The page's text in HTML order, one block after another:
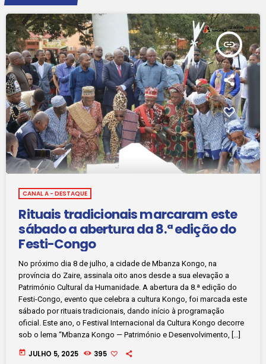
insert_link
CANAL A - DESTAQUE
Rituais tradicionais marcaram este
sábado a abertura da 8.ª edição do
Festi-Congo
No próximo dia 8 de julho, a cidade de Mbanza Kongo, na
província do Zaire, assinala oito anos desde a sua elevação a
Património Cultural da Humanidade. A abertura da 8.ª edição do
Festi-Congo, evento que celebra a cultura Kongo, foi marcada este
sábado por rituais tradicionais, dando início à programação
oficial. Este ano, o Festival Internacional da Cultura Kongo decorre
sob o lema “Mbanza Kongo — Património e Desenvolvimento, […]
today JULHO 5, 2025 395